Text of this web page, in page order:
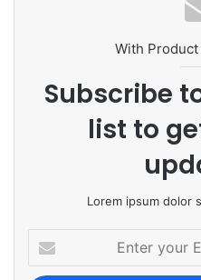
With Product
Subscribe
list to
Lorem ipsum dolor